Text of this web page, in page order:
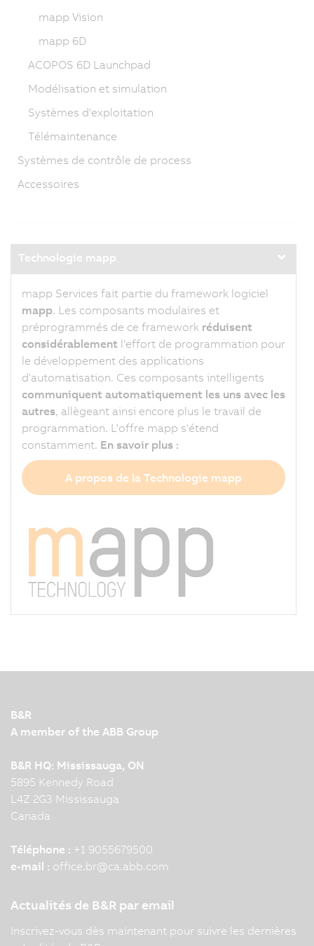
mapp Vision
mapp 6D
ACOPOS 6D Launchpad
Modélisation et simulation
Systèmes d'exploitation
Télémaintenance
Systèmes de contrôle de process
Accessoires
Technologie mapp
mapp Services fait partie du framework logiciel
mapp. Les composants modulaires et
préprogrammés de ce framework réduisent
considérablement l'effort de programmation pour
le développement des applications
d'automatisation. Ces composants intelligents
communiquent automatiquement les uns avec les
autres, allègeant ainsi encore plus le travail de
programmation. L'offre mapp s'étend
constamment. En savoir plus :
A propos de la Technologie mapp
B&R
A member of the ABB Group
B&R HQ: Mississauga, ON
5895 Kennedy Road
L4Z 2G3 Mississauga
Canada
Téléphone : +1 9055679500
e-mail : office.br@ca.abb.com
Actualités de B&R par email
Inscrivez-vous dès maintenant pour suivre les dernières